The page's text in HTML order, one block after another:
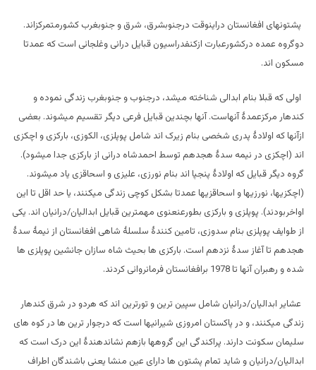
پشتونهای افغانستان دراینوقت درجنوبشرق، شرق و جنوبغرب کشورمتمرکزاند.
دوگروه عمده درکشورعبارت ازکنفدراسیون قبایل درانی وغلجائی است که عمدتا
مسکون اند.
اولی که قبلا بنام ابدالی شناخته میشد، درجنوب و جنوبغرب زندگی نموده و
کندهار مرکزعمدۀ آنهاست. آنها بچندین قبایل فرعی دیگر تقسیم میشوند. بعضی
ازآنها که اولادۀ پدری شخصی بنام زیرک اند شامل پوپلزی، الکوزی، بارکزی و اچکزی
اند (اچکزی در نیمه سدۀ هجدهم توسط احمدشاه درانی از بارکزی جدا میشود).
گروه دیگر قبایل که اولادۀ پنجپا اند بنام نورزی، علیزی و اسحاقزی یاد میشوند.
(اچکزیها، نورزیها و اسحاقزیها عمدتا بشکل کوچی زندگی میکنند، یا حد اقل تا این
اواخربودند). پوپلزی و بارکزی بطورعنعنوی مهمترین قبایل ابدالیان/درانیان اند. یکی
از طوایف پوپلزی بنام سدوزی، تامین کنندۀ سلسلۀ شاهی افغانستان از نیمۀ سدۀ
هجدهم تا آغاز سدۀ نزدهم است. بارکزی ها بحیث شاه سازان جانشین پوپلزی ها
شده و رهبران آنها تا 1978 برافغانستان فرمانروائی کردند.
عشایر ابدالیان/درانیان شامل سپین ترین و تورترین اند که هردو در شرق کندهار
زندگی میکنند، و در پاکستان امروزی شیرانیها است که درجوار ترین ها در کوه های
سلیمان سکونت دارند. پراکندگی این گروهها بازهم نشاندهندۀ این درک است که
ابدالیان/درانیان و شاید تمام پشتون ها دارای عین منشا یعنی باشندگان اطراف